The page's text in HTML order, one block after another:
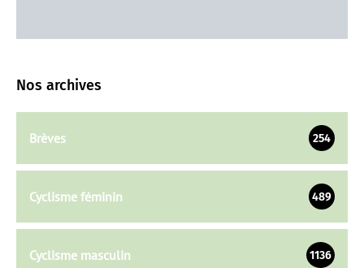
Nos archives
Brèves 254
Cyclisme féminin 489
Cyclisme masculin 1136